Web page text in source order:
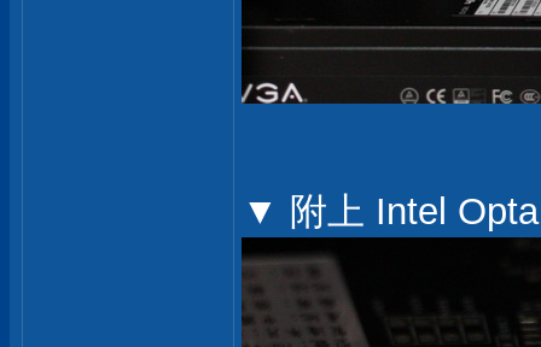
▼ 附上 Intel